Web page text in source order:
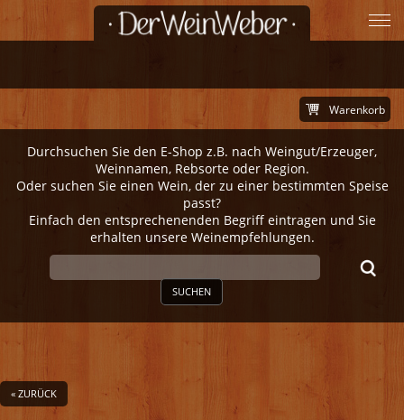
Durchsuchen Sie den E-Shop z.B. nach Weingut/Erzeuger,
Weinnamen, Rebsorte oder Region.
Oder suchen Sie einen Wein, der zu einer bestimmten Speise
passt?
Einfach den entsprechenenden Begriff eintragen und Sie
erhalten unsere Weinempfehlungen.
SUCHEN
Warenkorb
« ZURÜCK